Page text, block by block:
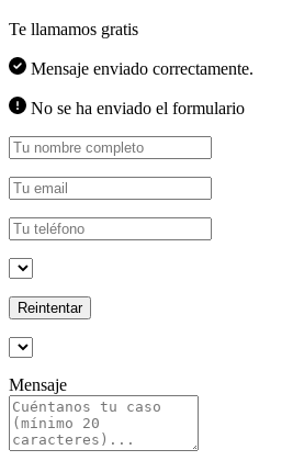
Te llamamos gratis
Mensaje enviado correctamente.
No se ha enviado el formulario
Reintentar
Mensaje